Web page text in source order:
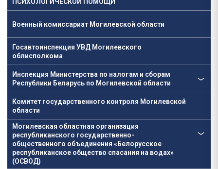
Военный комиссариат Могилевской области
Госавтоинспекция УВД Могилевского
облисполкома
Инспекция Министерства по налогам и сборам
Республики Беларусь по Могилевской области
Комитет государственного контроля Могилевской
области
Могилевская областная организация
республиканского государственно-
общественного объединения «Белорусское
республиканское общество спасания на водах»
(ОСВОД)